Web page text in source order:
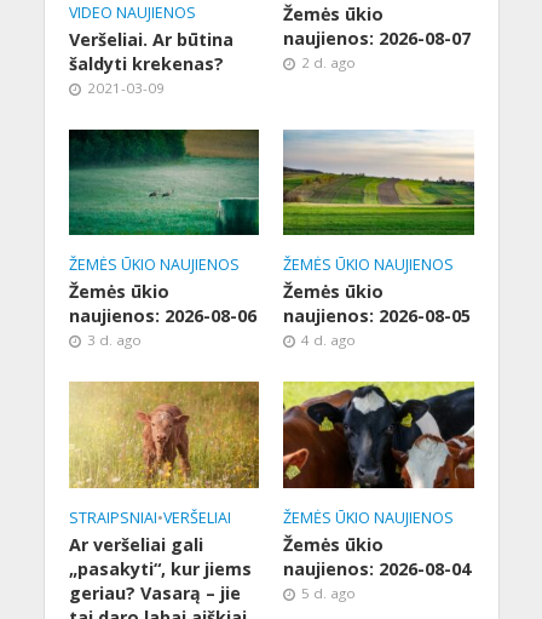
VIDEO NAUJIENOS
Veršeliai. Ar būtina
šaldyti krekenas?
2021-03-09
Žemės ūkio
naujienos: 2026-08-07
2 d. ago
ŽEMĖS ŪKIO NAUJIENOS
Žemės ūkio
naujienos: 2026-08-06
3 d. ago
ŽEMĖS ŪKIO NAUJIENOS
Žemės ūkio
naujienos: 2026-08-05
4 d. ago
STRAIPSNIAI•VERŠELIAI
Ar veršeliai gali
„pasakyti“, kur jiems
geriau? Vasarą – jie
ŽEMĖS ŪKIO NAUJIENOS
Žemės ūkio
naujienos: 2026-08-04
5 d. ago